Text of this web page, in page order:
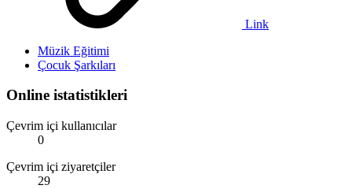
Link
Müzik Eğitimi
Çocuk Şarkıları
Online istatistikleri
Çevrim içi kullanıcılar
0
Çevrim içi ziyaretçiler
29